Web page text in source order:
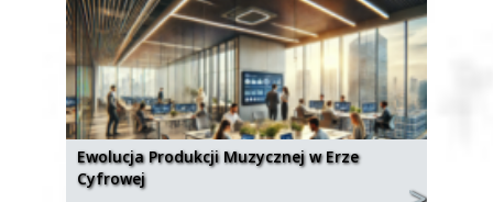
Ewolucja Produkcji Muzycznej w Erze
Cyfrowej